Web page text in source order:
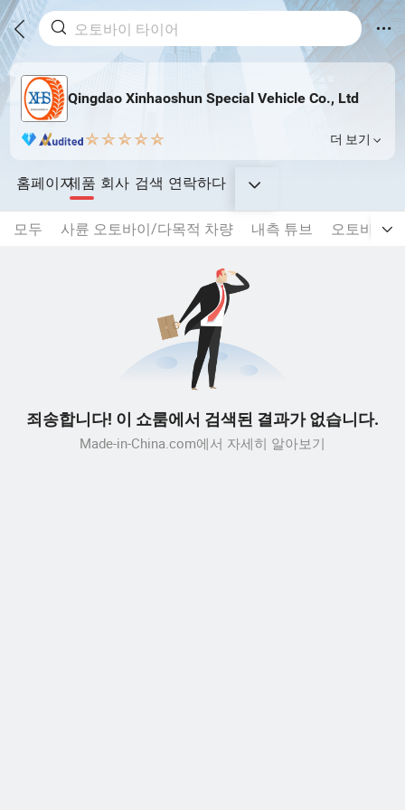
Qingdao Xinhaoshun Special Vehicle Co., Ltd
더 보기
홈페이지제품 회사 검색 연락하다
모두 사륜 오토바이/다목적 차량 내측 튜브 오토바이
죄송합니다! 이 쇼룸에서 검색된 결과가 없습니다.
Made-in-China.com에서 자세히 알아보기